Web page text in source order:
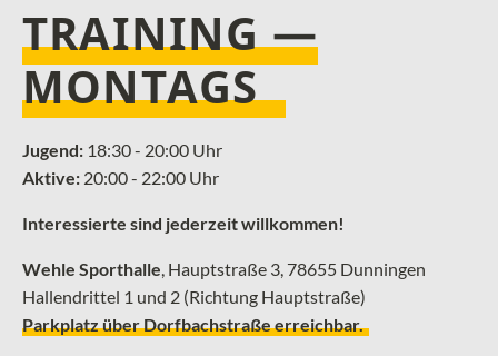
TRAINING —
MONTAGS
Jugend: 18:30 - 20:00 Uhr
Aktive: 20:00 - 22:00 Uhr
Interessierte sind jederzeit willkommen!
Wehle Sporthalle, ­Hauptstraße 3, 78655 Dunningen
Hallendrittel 1 und 2 (Richtung Hauptstraße)
Parkplatz über Dorfbachstraße erreichbar.